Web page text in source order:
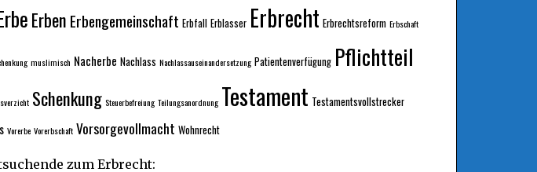
Erben Erbengemeinschaft Erbfall Erblasser Erbrecht Erbrechtsreform Erbschaft
muslimisch Nacherbe Nachlass Nachlassauseinandersetzung Patientenverfügung Pflichtteil
Schenkung Steuerbefreiung Teilungsanordnung Testament Testamentsvollstrecker
Vorerbe Vorerbschaft Vorsorgevollmacht Wohnrecht
zum Erbrecht: